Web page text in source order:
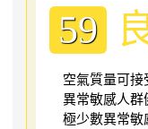
59
空氣質量可
異常敏感人
極少數異常敏